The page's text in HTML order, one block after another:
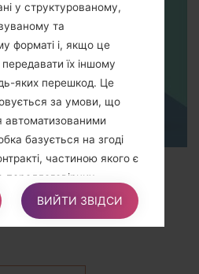
CODES for LG!
у структурованому,
та
форматі і, якщо це
їх іншому
яких перешкод. Це
за умови, що
автоматизованими
базується на згоді
частиною якого є
з нього.
компетентного органу
ВИЙТИ ЗВІДСИ